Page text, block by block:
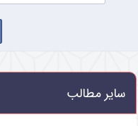
سایر مطالب